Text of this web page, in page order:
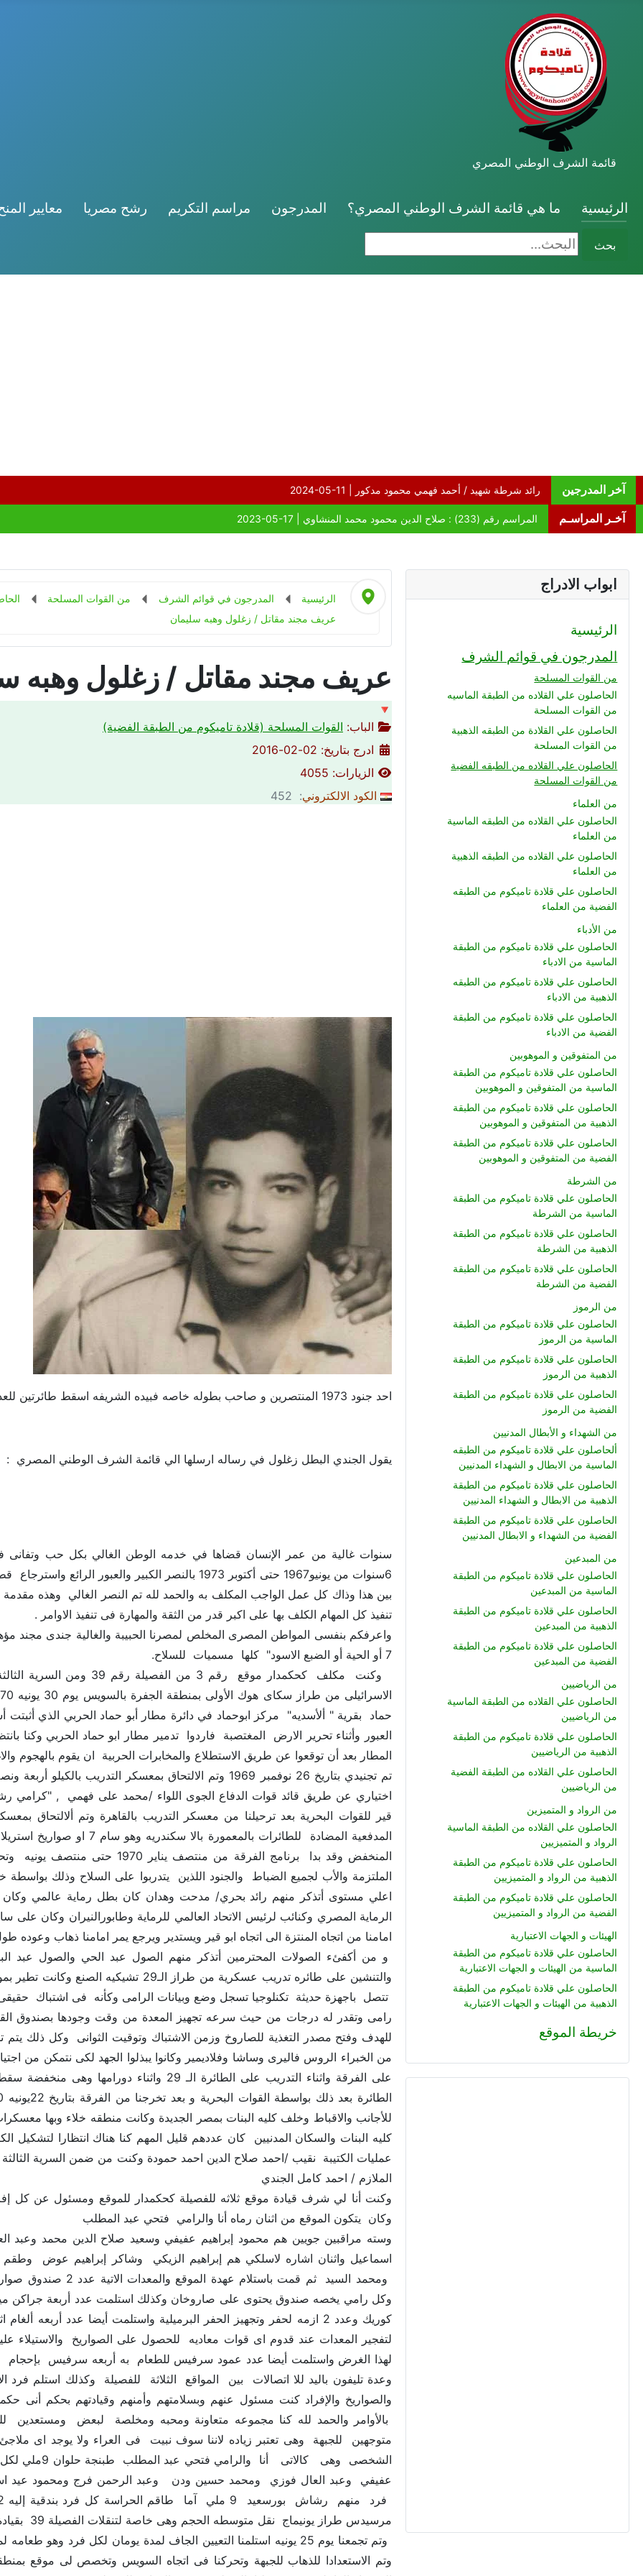
قائمة الشرف الوطني المصري
الرئيسية ما هي قائمة الشرف الوطني المصري؟ المدرجون مراسم التكريم رشح مصريا معايير
بحث البحث...
آخر المدرجين
آخـر المراسـم
ابواب الادراج
الرئيسية
المدرجون في قوائم الشرف
من القوات المسلحة
الحاصلون علي القلاده من الطبقة الماسيه
من القوات المسلحة
الحاصلون علي القلادة من الطبقه الذهبية
من القوات المسلحة
الحاصلون علي القلاده من الطبقه الفضية
من القوات المسلحة
من العلماء
الحاصلون علي القلاده من الطبقه الماسية
من العلماء
الحاصلون علي القلاده من الطبقه الذهبية
من العلماء
الحاصلون علي قلادة تاميكوم من الطبقه
الفضية من العلماء
من الأدباء
الحاصلون علي قلادة تاميكوم من الطبقة
الماسية من الادباء
الحاصلون علي قلادة تاميكوم من الطبقه
الذهبية من الادباء
الحاصلون علي قلادة تاميكوم من الطبقة
الفضية من الادباء
من المتفوقين و الموهوبين
الحاصلون علي قلادة تاميكوم من الطبقة
الماسية من المتفوقين و الموهوبين
الحاصلون علي قلادة تاميكوم من الطبقة
الذهبية من المتفوقين و الموهوبين
الحاصلون علي قلادة تاميكوم من الطبقة
الفضية من المتفوقين و الموهوبين
من الشرطة
الحاصلون علي قلادة تاميكوم من الطبقة
الماسية من الشرطة
الحاصلون علي قلادة تاميكوم من الطبقة
الذهبية من الشرطة
الحاصلون علي قلادة تاميكوم من الطبقة
الفضية من الشرطة
من الرموز
الحاصلون علي قلادة تاميكوم من الطبقة
الماسية من الرموز
الحاصلون علي قلادة تاميكوم من الطبقة
الذهبية من الرموز
الحاصلون علي قلادة تاميكوم من الطبقة
الفضية من الرموز
من الشهداء و الأبطال المدنيين
ألحاصلون علي قلادة تاميكوم من الطبقه
الماسية من الابطال و الشهداء المدنيين
الحاصلون علي قلادة تاميكوم من الطبقة
الذهبية من الابطال و الشهداء المدنيين
الحاصلون علي قلادة تاميكوم من الطبقة
الفضية من الشهداء و الابطال المدنيين
من المبدعين
الحاصلون علي قلادة تاميكوم من الطبقة
الماسية من المبدعين
الحاصلون علي قلادة تاميكوم من الطبقة
الذهبية من المبدعين
الحاصلون علي قلادة تاميكوم من الطبقة
الفضية من المبدعين
من الرياضيين
الحاصلون علي القلاده من الطبقة الماسية
من الرياضيين
الحاصلون علي قلادة تاميكوم من الطبقة
الذهبية من الرياضيين
الحاصلون علي القلاده من الطبقة الفضية
من الرياضيين
من الرواد و المتميزين
الحاصلون علي القلاده من الطبقة الماسية
الرواد و المتميزيين
الحاصلون علي قلادة تاميكوم من الطبقة
الذهبية من الرواد و المتميزيين
الحاصلون علي قلادة تاميكوم من الطبقة
الفضية من الرواد و المتميزيين
الهيئات و الجهات الاعتبارية
الحاصلون علي قلادة تاميكوم من الطبقة
الماسية من الهيئات و الجهات الاعتبارية
الحاصلون علي قلادة تاميكوم من الطبقة
الذهبية من الهيئات و الجهات الاعتبارية
خريطة الموقع
الرئيسية المدرجون في قوائم الشرف من القوات المسلحة
عريف مجند مقاتل / زغلول وهبه سليمان
عريف مجند مقاتل / زغلول وهبه
🔻
الباب: القوات المسلحة (قلادة تاميكوم من الطبقة الفضية)
ادرج بتاريخ: 02-02-2016
الزيارات: 4055
الكود الالكتروني: 452
احد جنود 1973 المنتصرين و صاحب بطوله خاصه فبيده الشريفه اسقط طائرتين للعدو الاسرائيلي
يقول الجندي البطل زغلول في رساله ارسلها الي قائمة الشرف الوطني المصري :
سنوات غالية من عمر الإنسان قضاها في خدمه الوطن الغالي بكل حب وتفانى
6سنوات من يونيو1967 حتى أكتوبر 1973 بالنصر الكبير
بين هذا وذاك كل عمل الواجب المكلف به والحمد لله تم النصر الغالي وهذه
تنفيذ كل المهام الكلف بها على اكبر قدر من الثقة والمهارة فى تنفيذ الاوامر .
واعرفكم بنفسى المواطن المصرى المخلص لمصرنا الحبيبة والغالية جندى مجند
7 أو الحية أو الضبع الاسود" كلها مسميات للسلاح.
المطار بعد أن توقعوا عن طريق الاستطلاع والمخابرات الحربية ان يقوم بالهجوم
تم تجنيدي بتاريخ 26 نوفمبر 1969 وتم الالتحاق بمعسكر
اختياري عن طريق قائد قوات الدفاع الجوى اللواء /محمد على فهمي , "كرامي
قير للقوات البحرية بعد ترحيلنا من معسكر التدريب بالقاهرة وتم ألالتحاق
المدفعية المضادة للطائرات
المنخفض وقد بدا برنامج الفرقة
الملتزمة والأب لجميع الضباط والجنود اللذين يتدربوا على السلاح وذلك
اعلي مستوى أتذكر منهم رائد بحري/ مدحت وهدان كان بطل رماية عالمي وكان
الرماية المصري وكنائب لرئيس الاتحاد العالمي للرماية وطابورالنيران وكان
امامنا من اتجاه المنتزة الى اتجاه ابو قير ويستدير ويرجع يمر امامنا ذهاب وعوده
و من أكفئء الصولات المحترمين أتذكر منهم الصول عبد الحي والصول عبد
والتنشين على طائره تدريب عسكرية من طراز
تتصل باجهزة حديثة تكنلوجيا تسجل وضع وبيانات الرامى وكأنه فى اشتباك
رامى وتقدر له درجات من حيث سرعه تجهيز المعدة من وقت وجودها بصندوق
للهدف وفتح مصدر التغذية للصاروخ وزمن الاشتباك وتوقيت الثوانى وكل
من الخبراء الروس فاليرى وساشا وفلاديمير وكانوا يبذلوا الجهد لكى نتمكن من
على الفرقة واثناء التدريب على الطائرة الـ 29
للأجانب والاقباط وخلف كليه البنات بمصر الجديدة وكانت منطقه خلاء وبها
الملازم / احمد كامل الجندي
وكنت أنا لي شرف قيادة موقع ثلاثه للفصيلة كحكمدار للموقع ومسئول عن كل
وكان يتكون الموقع من اثنان رماه أنا والرامي فتحي عبد المطلب
وسته مراقبين جويين هم محمود إبراهيم عفيفي وسعيد صلاح الدين محمد
اسماعيل واثنان اشاره لاسلكي هم إبراهيم الزيكي وشاكر إبراهيم عوض
كوريك وعدد 2 ازمه لحفر وتجهيز الحفر البرميلية واستلمت أيضا عدد
لتفجير المعدات عند قدوم اى قوات معاديه للحصول على الصواريخ
والصواريخ والإفراد كنت مسئول عنهم وبسلامتهم وأمنهم وقيادتهم بحكم أنى
بالأوامر والحمد لله كنا مجموعه متعاونة ومحبه ومخلصة لبعض ومستعدين
متوجهين للجبهة وهى تعتبر زياده لاننا سوف نبيت فى العراء ولا يوجد اى
الشخصى وهى
عفيفي وعبد العال فوزي ومحمد حسين ودن وعبد الرحمن فرج ومحمود عيد
مرسيدس طراز يونيماج نقل متوسطه الحجم وهى خاصة لتنقلات الفصيلة 39 بقيادة السائق حسن على رجب وهو من الاسكندرية من حى الحضرة
وتم تجمعنا يوم 25 يونيه استلمنا التعيين الجاف لمدة يومان لكل
وتم الاستعدادا للذهاب للجبهة وتحركنا فى اتجاه السويس وتخصص لى موقع